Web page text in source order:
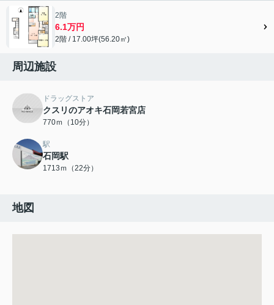
2階
6.1万円
2階 / 17.00坪(56.20㎡)
周辺施設
ドラッグストア
クスリのアオキ石岡若宮店
770ｍ（10分）
駅
石岡駅
1713ｍ（22分）
地図